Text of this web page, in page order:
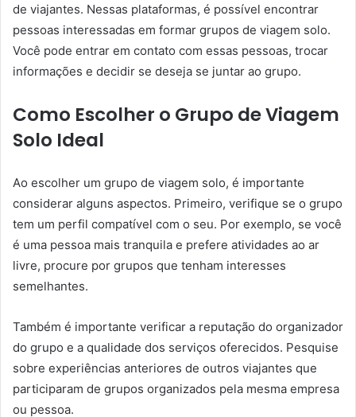
de viajantes. Nessas plataformas, é possível encontrar
pessoas interessadas em formar grupos de viagem solo.
Você pode entrar em contato com essas pessoas, trocar
informações e decidir se deseja se juntar ao grupo.
Como Escolher o Grupo de Viagem
Solo Ideal
Ao escolher um grupo de viagem solo, é importante
considerar alguns aspectos. Primeiro, verifique se o grupo
tem um perfil compatível com o seu. Por exemplo, se você
é uma pessoa mais tranquila e prefere atividades ao ar
livre, procure por grupos que tenham interesses
semelhantes.
Também é importante verificar a reputação do organizador
do grupo e a qualidade dos serviços oferecidos. Pesquise
sobre experiências anteriores de outros viajantes que
participaram de grupos organizados pela mesma empresa
ou pessoa.